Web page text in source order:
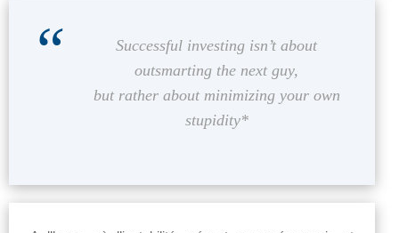
Successful investing isn’t about
outsmarting the next guy,
but rather about minimizing your own
stupidity*